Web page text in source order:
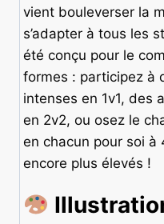
vient bouleverser la
s’adapter à tous les
été conçu pour le
formes : participez à
intenses en 1v1, des
en 2v2, ou osez le
en chacun pour soi à
encore plus élevés !